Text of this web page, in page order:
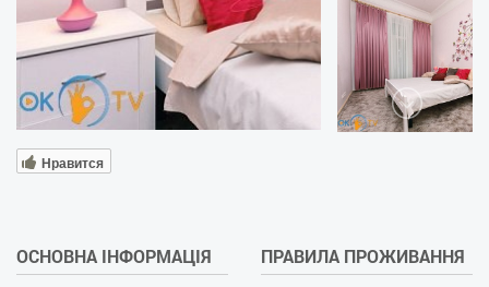
Нравится
ОСНОВНА ІНФОРМАЦІЯ ПРАВИЛА ПРОЖИВАННЯ